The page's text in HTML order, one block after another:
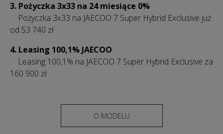
3. Pożyczka 3x33 na 24 miesiące 0%
Pożyczka 3x33 na JAECOO 7 Super Hybrid Exclusive już
od 53 740 zł
4. Leasing 100,1% JAECOO
Leasing 100,1% na JAECOO 7 Super Hybrid Exclusive za
160 900 zł
O MODELU